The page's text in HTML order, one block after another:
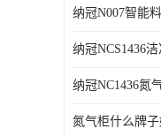
氮气柜什么牌